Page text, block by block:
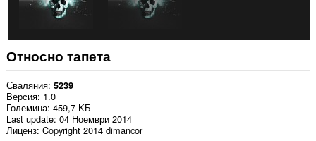
Относно тапета
Сваляния 5239
Версия 1.0
Големина 459,7 KБ
Last update 04 Ноември 2014
Лиценз Copyright 2014 dimancor